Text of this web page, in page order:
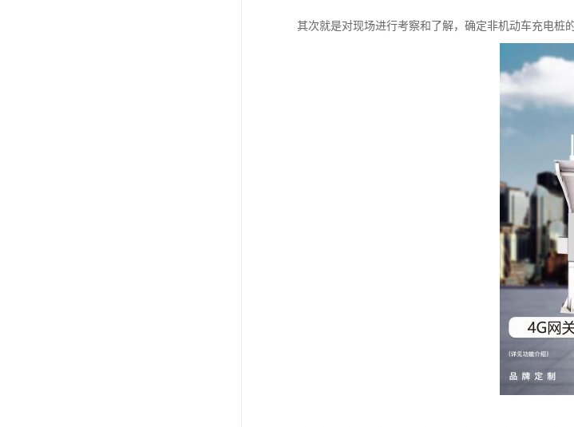
其次就是对现场进行考察和了解，确定非机动车充电桩